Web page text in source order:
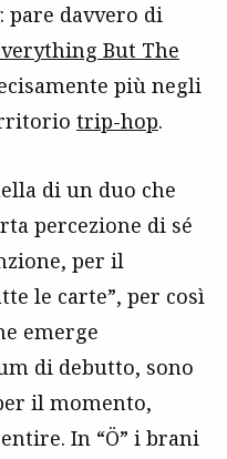
: pare davvero di
But The
più negli
trip-hop.
di un duo che
percezione di sé
per il
le carte”, per così
emerge
di debutto, sono
il momento,
In “Ö” i brani